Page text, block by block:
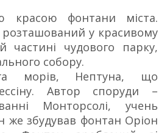
красою фонтани міста.
у красивому
частині чудового парку,
собору.
морів, Нептуна, що
Автор споруди –
Монторсолі, учень
же збудував фонтан Оріон